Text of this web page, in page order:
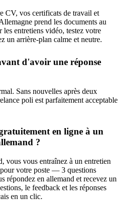
CV, vos certificats de travail et
prend les documents au
entretiens vidéo, testez votre
un arrière-plan calme et neutre.
d'avoir une réponse
Sans nouvelles après deux
poli est parfaitement acceptable
en ligne à un
?
vous vous entraînez à un entretien
votre poste — 3 questions
répondez en allemand et recevez un
le feedback et les réponses
en un clic.